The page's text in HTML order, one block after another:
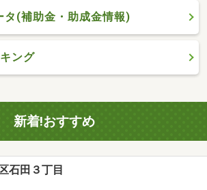
タ(補助金・助成金情報)
ング
新着!おすすめ
石田３丁目